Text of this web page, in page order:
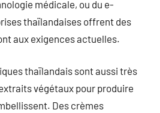
médicale, ou du e-
thaïlandaises offrent des
aux exigences actuelles.
thaïlandais sont aussi très
végétaux pour produire
Des crèmes